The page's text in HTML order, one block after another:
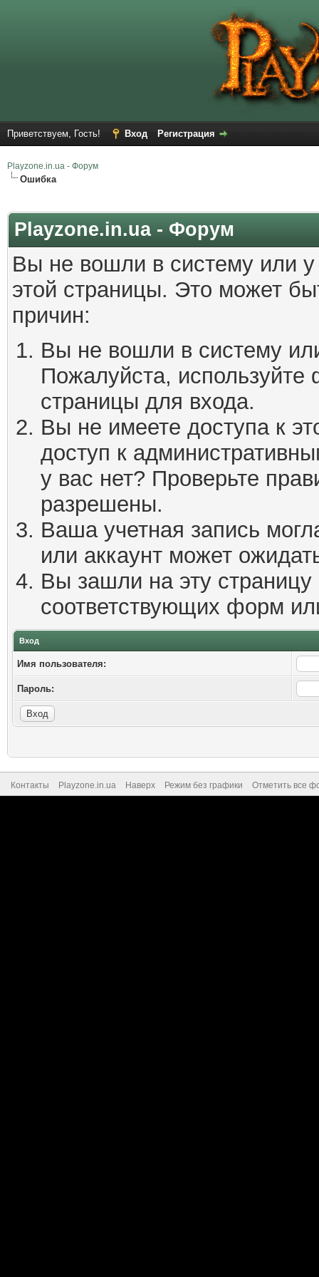
Приветствуем, Гость! Вход Регистрация
Playzone.in.ua - Форум
Ошибка
Playzone.in.ua - Форум
Вы не вошли в систему или
этой страницы. Это может
причин:
Вы не вошли в систему
Пожалуйста,
страницы для входа.
Вы не имеете доступа к
доступ к
у вас нет? Проверьте
разрешены.
Ваша учетная запись
или аккаунт может
Вы зашли на эту
соответствующих форм
Вход
Имя пользователя:
Пароль:
Контакты Playzone.in.ua Наверх Режим без графики Отметить все